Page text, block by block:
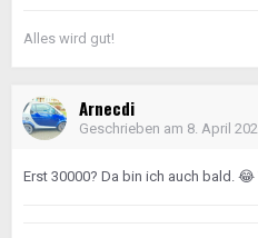
Alles wird gut!
Arnecdi
Geschrieben am 8. April
Erst 30000? Da bin ich auch bald. 😂